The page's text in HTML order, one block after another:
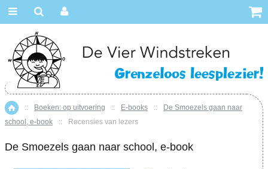
Home
:: Boeken: op uitvoering :: E-books ::
De Smoezels gaan naar
school, e-book
:: Recensies van lezers
De Smoezels gaan naar school, e-book